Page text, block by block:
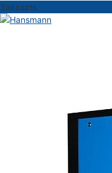
Заказать